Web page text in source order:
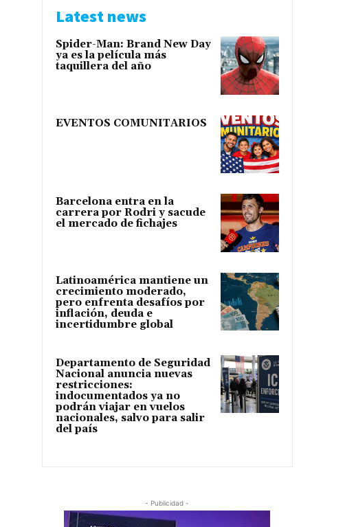
Latest news
Spider-Man: Brand New Day
ya es la película más
taquillera del año
EVENTOS COMUNITARIOS
Barcelona entra en la
carrera por Rodri y sacude
el mercado de fichajes
Latinoamérica mantiene un
crecimiento moderado,
pero enfrenta desafíos por
inflación, deuda e
incertidumbre global
Departamento de Seguridad
Nacional anuncia nuevas
restricciones:
indocumentados ya no
podrán viajar en vuelos
nacionales, salvo para salir
del país
- Publicidad -